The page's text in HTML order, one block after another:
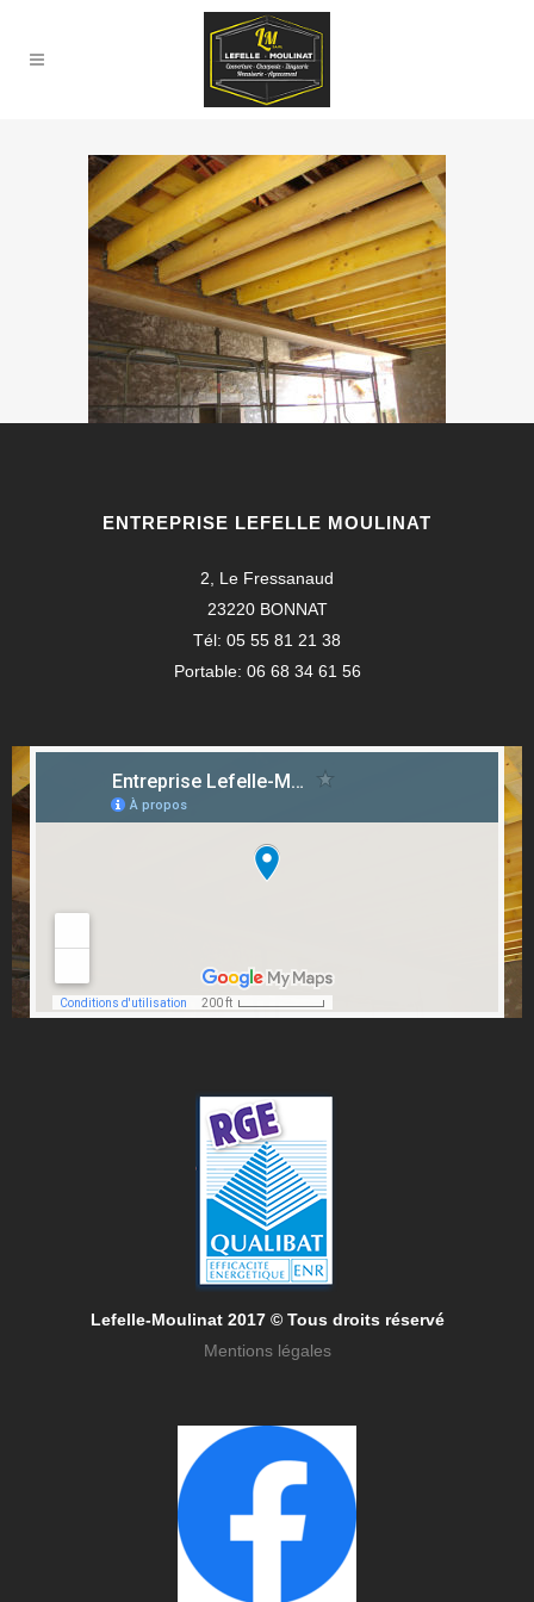
ENTREPRISE LEFELLE MOULINAT
2, Le Fressanaud
23220 BONNAT
Tél: 05 55 81 21 38
Portable: 06 68 34 61 56
Lefelle-Moulinat 2017 © Tous droits réservé
Mentions légales